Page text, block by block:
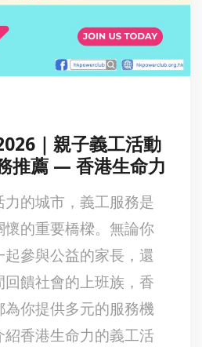
｜親子義工活動
推薦 — 香港生命力
的城市，義工服務是
的重要橋樑。無論你
參與公益的家長，還
饋社會的上班族，香
你提供多元的服務機
香港生命力的義工活